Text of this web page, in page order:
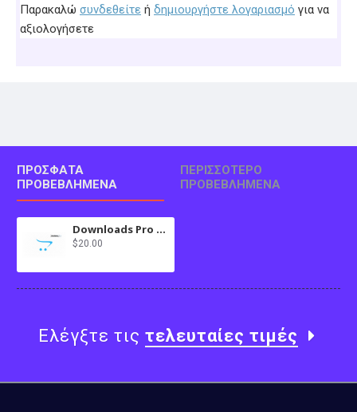
Παρακαλώ συνδεθείτε ή δημιουργήστε λογαριασμό για να
αξιολογήσετε
ΠΡΌΣΦΑΤΑ
ΠΡΟΒΕΒΛΗΜΈΝΑ
ΠΕΡΙΣΣΌΤΕΡΟ
ΠΡΟΒΕΒΛΗΜΈΝΑ
Downloads Pro in Journal 3x for OC 2.3.x
$20.00
Ελέγξτε τιςτελευταίες τιμές